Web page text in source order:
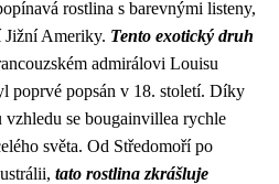
rostlina s barevnými listeny,
Jižní Ameriky. Tento exotický druh
admirálovi Louisu
poprvé popsán v 18. století. Díky
se bougainvillea rychle
světa. Od Středomoří po
tato rostlina zkrášluje